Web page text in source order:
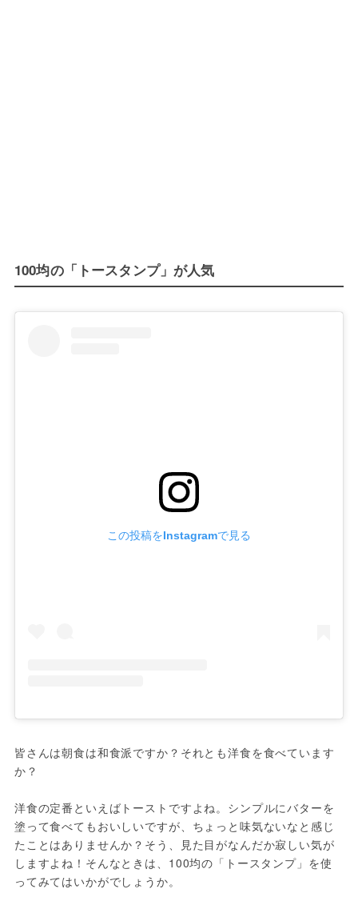
100均の「トースタンプ」が人気
この投稿をInstagramで見る
皆さんは朝食は和食派ですか？それとも洋食を食べています
か？
洋食の定番といえばトーストですよね。シンプルにバターを
塗って食べてもおいしいですが、ちょっと味気ないなと感じ
たことはありませんか？そう、見た目がなんだか寂しい気が
しますよね！そんなときは、100均の「トースタンプ」を使
ってみてはいかがでしょうか。